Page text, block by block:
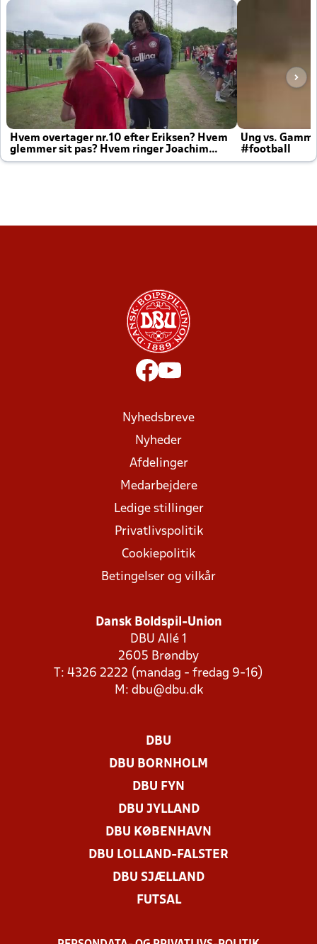
Hvem overtager nr.10 efter Eriksen? Hvem
glemmer sit pas? Hvem ringer Joachim
altid til efter kampe?
Ung vs.
#football
Nyhedsbreve
Nyheder
Afdelinger
Medarbejdere
Ledige stillinger
Privatlivspolitik
Cookiepolitik
Betingelser og vilkår
Dansk Boldspil-Union
DBU Allé 1
2605 Brøndby
T: 4326 2222 (mandag - fredag 9-16)
M: dbu@dbu.dk
DBU
DBU BORNHOLM
DBU FYN
DBU JYLLAND
DBU KØBENHAVN
DBU LOLLAND-FALSTER
DBU SJÆLLAND
FUTSAL